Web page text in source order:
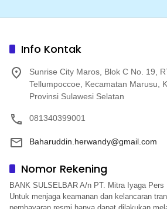
Info Kontak
Sunrise City Maros, Blok C No. 19,
Tellumpoccoe, Kecamatan Marusu,
Provinsi Sulawesi Selatan
081340399001
Baharuddin.herwandy@gmail.com
Nomor Rekening
BANK SULSELBAR A/n PT. Mitra Iyaga Pers
Untuk menjaga keamanan dan kelancaran